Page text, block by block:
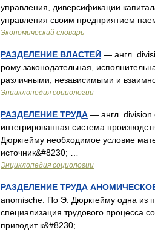
управления, диверсификации
управления своим предприятием
Экономический словарь
РАЗДЕЛЕНИЕ ВЛАСТЕЙ — англ.
рому законодательная,
различными, независимыми и
Энциклопедия социологии
РАЗДЕЛЕНИЕ ТРУДА — англ. division
интегрированная система
Дюркгейму необходимое условие
источник&#8230; …
Энциклопедия социологии
РАЗДЕЛЕНИЕ ТРУДА
anomische. По Э. Дюркгейму одна из
специализация трудового процесса
приводит к&#8230; …